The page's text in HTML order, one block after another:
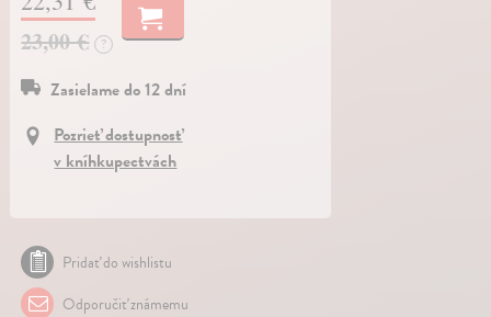
23,00 €
?
Zasielame do 12 dní
Pozrieť dostupnosť
v kníhkupectvách
Pridať do wishlistu
Odporučiť známemu